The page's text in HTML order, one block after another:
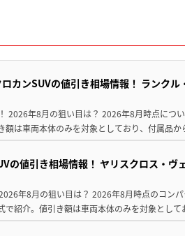
カンSUVの値引き相場情報！ ランク
2026年8月の狙い目は？ 2026年8月時点につ
額は車両本体のみを対象としており、付属品
の値引き相場情報！ ヤリスクロス・ヴ
年8月の狙い目は？ 2026年8月時点のコン
で紹介。値引き額は車両本体のみを対象とし